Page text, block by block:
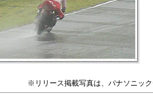
※リリース掲載写真は、パナソニッ